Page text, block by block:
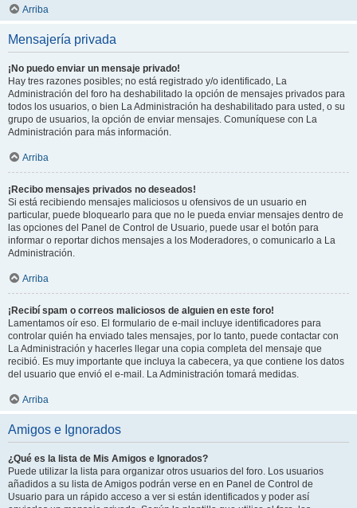
Arriba
Mensajería privada
¡No puedo enviar un mensaje privado!
Hay tres razones posibles; no está registrado y/o identificado, La
Administración del foro ha deshabilitado la opción de mensajes privados para
todos los usuarios, o bien La Administración ha deshabilitado para usted, o su
grupo de usuarios, la opción de enviar mensajes. Comuníquese con La
Administración para más información.
Arriba
¡Recibo mensajes privados no deseados!
Si está recibiendo mensajes maliciosos u ofensivos de un usuario en
particular, puede bloquearlo para que no le pueda enviar mensajes dentro de
las opciones del Panel de Control de Usuario, puede usar el botón para
informar o reportar dichos mensajes a los Moderadores, o comunicarlo a La
Administración.
Arriba
¡Recibí spam o correos maliciosos de alguien en este foro!
Lamentamos oír eso. El formulario de e-mail incluye identificadores para
controlar quién ha enviado tales mensajes, por lo tanto, puede contactar con
La Administración y hacerles llegar una copia completa del mensaje que
recibió. Es muy importante que incluya la cabecera, ya que contiene los datos
del usuario que envió el e-mail. La Administración tomará medidas.
Arriba
Amigos e Ignorados
¿Qué es la lista de Mis Amigos e Ignorados?
Puede utilizar la lista para organizar otros usuarios del foro. Los usuarios
añadidos a su lista de Amigos podrán verse en en Panel de Control de
Usuario para un rápido acceso a ver si están identificados y poder así